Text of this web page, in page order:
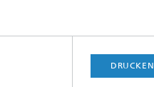
DRUCKEN